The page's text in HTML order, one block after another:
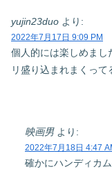
yujin23duo より:
2022年7月17日 9:09 PM
個人的には楽しめまし
リ盛り込まれまくって
映画男 より:
2022年7月18日 4:47
確かにハンディカ